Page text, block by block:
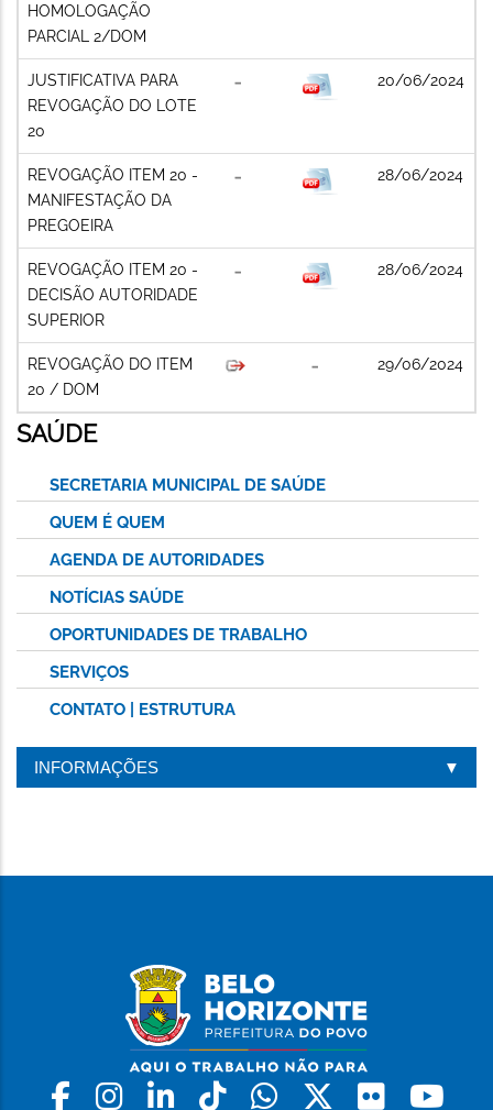
HOMOLOGAÇÃO
PARCIAL 2/DOM
JUSTIFICATIVA PARA
REVOGAÇÃO DO LOTE
20
20/06/2024
REVOGAÇÃO ITEM 20 -
MANIFESTAÇÃO DA
PREGOEIRA
28/06/2024
REVOGAÇÃO ITEM 20 -
DECISÃO AUTORIDADE
SUPERIOR
28/06/2024
REVOGAÇÃO DO ITEM
20 / DOM
29/06/2024
SAÚDE
SECRETARIA MUNICIPAL DE SAÚDE
QUEM É QUEM
AGENDA DE AUTORIDADES
NOTÍCIAS SAÚDE
OPORTUNIDADES DE TRABALHO
SERVIÇOS
CONTATO | ESTRUTURA
INFORMAÇÕES
Facebook
Instagram
LinkedinTiktokWhatsapp
X Flickr